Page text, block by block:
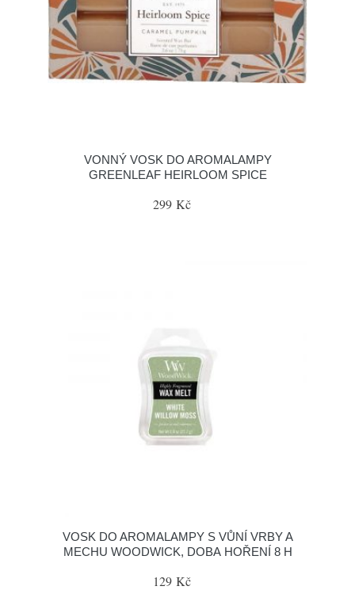
VONNÝ VOSK DO AROMALAMPY
GREENLEAF HEIRLOOM SPICE
299 Kč
VOSK DO AROMALAMPY S VŮNÍ VRBY A
MECHU WOODWICK, DOBA HOŘENÍ 8 H
129 Kč